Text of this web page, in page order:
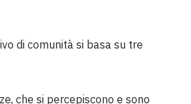
di comunità si basa su tre
che si percepiscono e sono